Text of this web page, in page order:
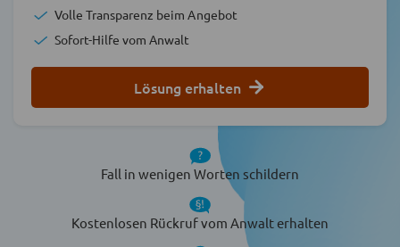
Volle Transparenz beim Angebot
Sofort-Hilfe vom Anwalt
Lösung erhalten
Fall in wenigen Worten schildern
Kostenlosen Rückruf vom Anwalt erhalten